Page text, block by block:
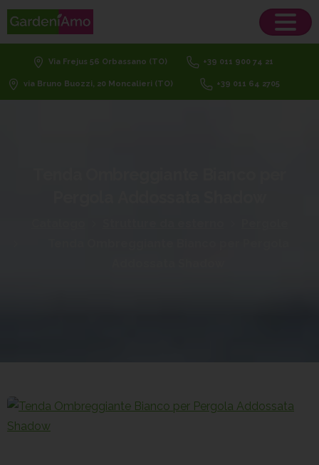
Via Frejus 56 Orbassano (TO) +39 011 900 74 21
via Bruno Buozzi, 20 Moncalieri (TO) +39 011 64 2705